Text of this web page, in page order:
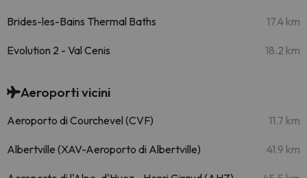
Brides-les-Bains Thermal Baths 17.4 km
Evolution 2 - Val Cenis 18.2 km
Aeroporti vicini
Aeroporto di Courchevel (CVF) 11.7 km
Albertville (XAV-Aeroporto di Albertville) 41.9 km